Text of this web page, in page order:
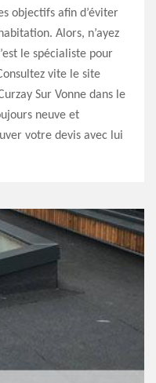
objectifs afin d’éviter
Alors, n’ayez
le spécialiste pour
vite le site
Sur Vonne dans le
neuve et
votre devis avec lui